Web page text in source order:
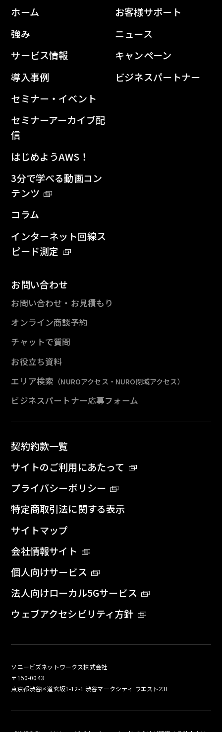
ホーム
強み
サービス情報
導入事例
セミナー・イベント
セミナーアーカイブ配
信
はじめようAWS！
3分で学べる動画コン
テンツ
コラム
インターネット回線ス
ピード測定
お客様サポート
ニュース
キャンペーン
ビジネスパートナー
お問い合わせ
お問い合わせ・お見積もり
オンライン商談予約
チャットで質問
お役立ち資料
エリア検索 （NUROアクセス・NURO閉域アクセス）
ビジネスパートナー応募フォーム
契約約款一覧
サイトのご利用にあたって
プライバシーポリシー
特定商取引法に関する表示
サイトマップ
会社情報サイト
個人向けサービス
法人向けローカル5Gサービス
ウェブアクセシビリティ方針
ソニービズネットワークス株式会社
〒150-0043
東京都渋谷区道玄坂1-12-1 渋谷マークシティ ウエスト23F